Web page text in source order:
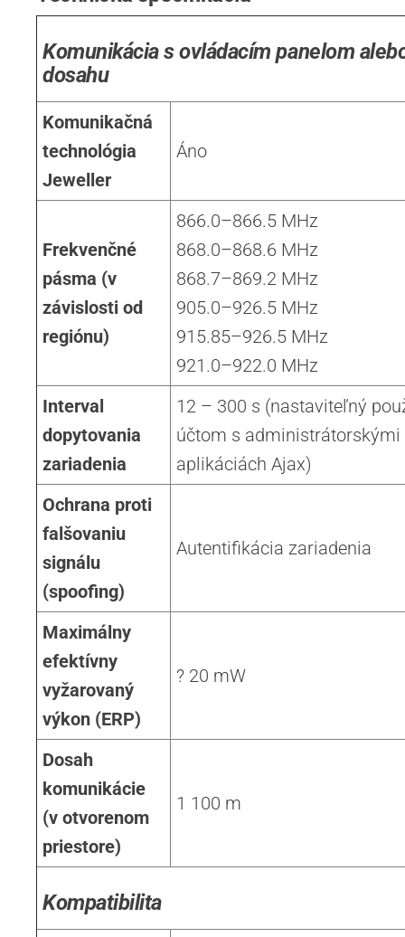
Komunikácia s ovládacím panelom
dosahu
Komunikačná
technológia
Jeweller
Áno
Frekvenčné
pásma (v
závislosti od
regiónu)
866.0–866.5 MHz
868.0–868.6 MHz
868.7–869.2 MHz
905.0–926.5 MHz
915.85–926.5 MHz
921.0–922.0 MHz
Interval
dopytovania
zariadenia
12 – 300 s (nastaviteľný
účtom s
aplikáciách Ajax)
Ochrana proti
falšovaniu
signálu
(spoofing)
Autentifikácia zariadenia
Maximálny
efektívny
vyžarovaný
výkon (ERP)
? 20 mW
Dosah
komunikácie
(v otvorenom
priestore)
1 100 m
Kompatibilita